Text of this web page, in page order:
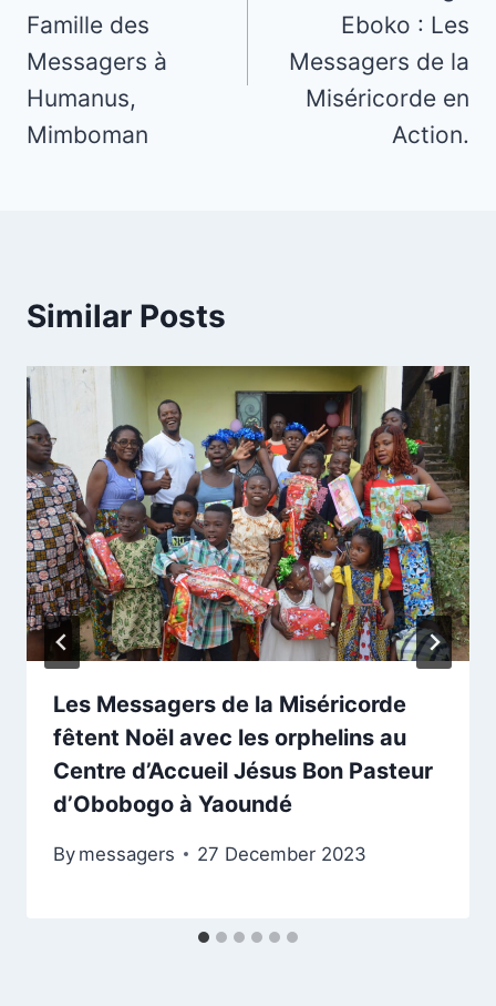
Famille des
Messagers à
Humanus,
Mimboman
Eboko : Les
Messagers de la
Miséricorde en
Action.
Similar Posts
Les Messagers de la Miséricorde
fêtent Noël avec les orphelins au
Centre d’Accueil Jésus Bon Pasteur
d’Obobogo à Yaoundé
By messagers 27 December 2023